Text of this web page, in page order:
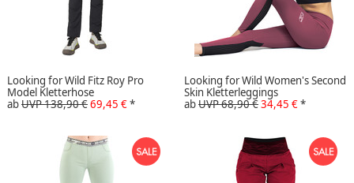
Looking for Wild Fitz Roy Pro
Model Kletterhose
abUVP 138,90 €69,45 €*
Looking for Wild Women's Second
Skin Kletterleggings
abUVP 68,90 €34,45 €*